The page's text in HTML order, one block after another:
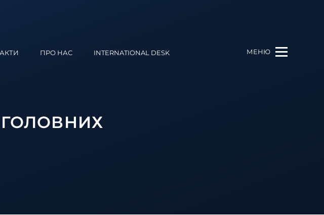
ПРО НАС INTERNATIONAL DESK МЕНЮ
ГОЛОВНИХ